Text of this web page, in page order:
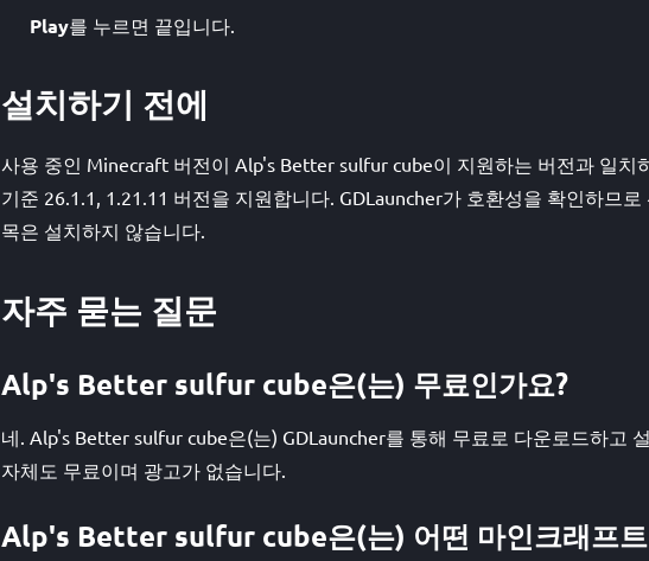
Play를 누르면 끝입니다.
설치하기 전에
사용 중인 Minecraft 버전이 Alp's Better sulfur cube이 지원하는 버전과 일치
기준 26.1.1, 1.21.11 버전을 지원합니다. GDLauncher가 호환성을 확인하므
목은 설치하지 않습니다.
자주 묻는 질문
Alp's Better sulfur cube은(는) 무료인가요?
네. Alp's Better sulfur cube은(는) GDLauncher를 통해 무료로 다운로드하고
자체도 무료이며 광고가 없습니다.
Alp's Better sulfur cube은(는) 어떤 마인크래프트